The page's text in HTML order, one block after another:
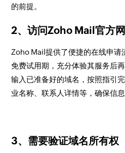
的前提。
2、访问Zoho Mail官方
Zoho Mail提供了便捷的在线申请
免费试用期，充分体验其服务后
输入已准备好的域名，按照指引
业名称、联系人详情等，确保信
3、需要验证域名所有权